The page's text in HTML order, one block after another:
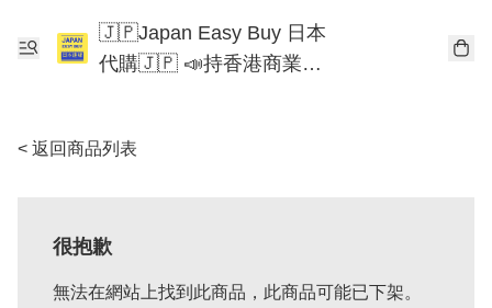
🇯🇵Japan Easy Buy 日本
代購🇯🇵 📣持香港商業登
< 返回商品列表
很抱歉
無法在網站上找到此商品，此商品可能已下架。